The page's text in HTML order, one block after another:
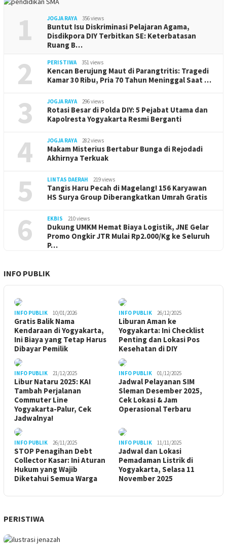
1 JOGJA RAYA 356 views
Buntut Isu Diskriminasi Pelajaran Agama,
Disdikpora DIY Terbitkan SE: Keterbatasan
Ruang B…
2 PERISTIWA 351 views
Kencan Berujung Maut di Parangtritis: Tragedi
Kamar 30 Ribu, Pria 70 Tahun Meninggal Saat …
3 JOGJA RAYA 296 views
Rotasi Besar di Polda DIY: 5 Pejabat Utama dan
Kapolresta Yogyakarta Resmi Berganti
4 JOGJA RAYA 282 views
Makam Misterius Bertabur Bunga di Rejodadi
Akhirnya Terkuak
5 LINTAS DAERAH 219 views
Tangis Haru Pecah di Magelang! 156 Karyawan
HS Surya Group Diberangkatkan Umrah Gratis
6 EKBIS 210 views
Dukung UMKM Hemat Biaya Logistik, JNE Gelar
Promo Ongkir JTR Mulai Rp2.000/Kg ke Seluruh
P…
INFO PUBLIK
INFO PUBLIK 10/01/2026
Gratis Balik Nama
Kendaraan di Yogyakarta,
Ini Biaya yang Tetap Harus
Dibayar Pemilik
INFO PUBLIK 26/12/2025
Liburan Aman ke
Yogyakarta: Ini Checklist
Penting dan Lokasi Pos
Kesehatan di DIY
INFO PUBLIK 21/12/2025
Libur Nataru 2025: KAI
Tambah Perjalanan
Commuter Line
Yogyakarta-Palur, Cek
Jadwalnya!
INFO PUBLIK 01/12/2025
Jadwal Pelayanan SIM
Sleman Desember 2025,
Cek Lokasi & Jam
Operasional Terbaru
INFO PUBLIK 26/11/2025
STOP Penagihan Debt
Collector Kasar: Ini Aturan
Hukum yang Wajib
Diketahui Semua Warga
INFO PUBLIK 11/11/2025
Jadwal dan Lokasi
Pemadaman Listrik di
Yogyakarta, Selasa 11
November 2025
PERISTIWA